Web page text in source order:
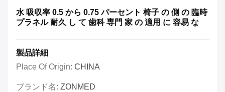
水 吸収率 0.5 から 0.75 パーセント 椅子 の 側 の 臨時
プラネル 耐久 し て 歯科 専門 家 の 適用 に 容易 な
製品詳細
Place Of Origin: CHINA
ブランド名: ZONMED